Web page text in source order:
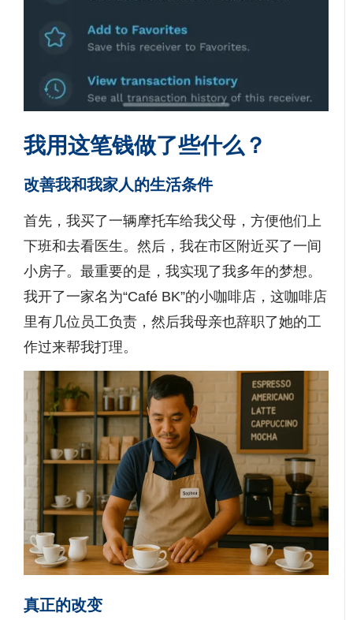
我用这笔钱做了些什么？
改善我和我家人的生活条件
首先，我买了一辆摩托车给我父母，方便他们上
下班和去看医生。然后，我在市区附近买了一间
小房子。最重要的是，我实现了我多年的梦想。
我开了一家名为“Café BK”的小咖啡店，这咖啡店
里有几位员工负责，然后我母亲也辞职了她的工
作过来帮我打理。
真正的改变